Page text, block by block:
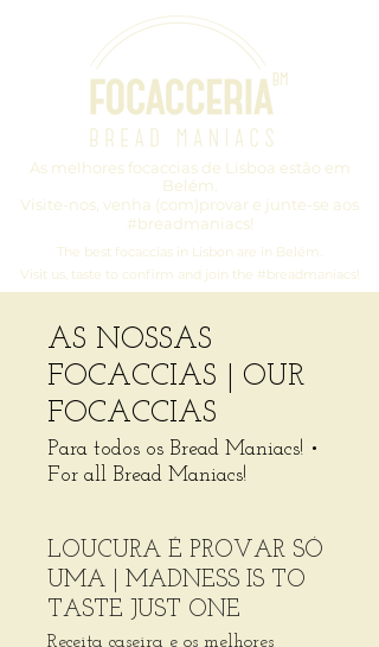
As melhores focaccias de Lisboa estão em
Belém.
Visite-nos, venha (com)provar e junte-se aos
#breadmaniacs!
The best focaccias in Lisbon are in Belém.
Visit us, taste to confirm and join the #breadmaniacs!
AS NOSSAS
FOCACCIAS | OUR
FOCACCIAS
Para todos os Bread Maniacs! •
For all Bread Maniacs!
LOUCURA É PROVAR SÓ
UMA | MADNESS IS TO
TASTE JUST ONE
Receita caseira e os melhores